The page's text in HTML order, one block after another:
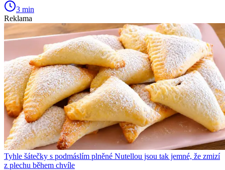
3 min
Reklama
Tyhle šátečky s podmáslím plněné Nutellou jsou tak jemné, že zmizí
z plechu během chvíle